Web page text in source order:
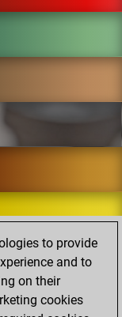
to provide
and to
on their
cookies